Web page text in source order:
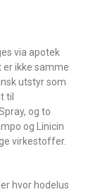
via apotek
er ikke samme
utstyr som
til
og to
og Linicin
virkestoffer.
hvor hodelus